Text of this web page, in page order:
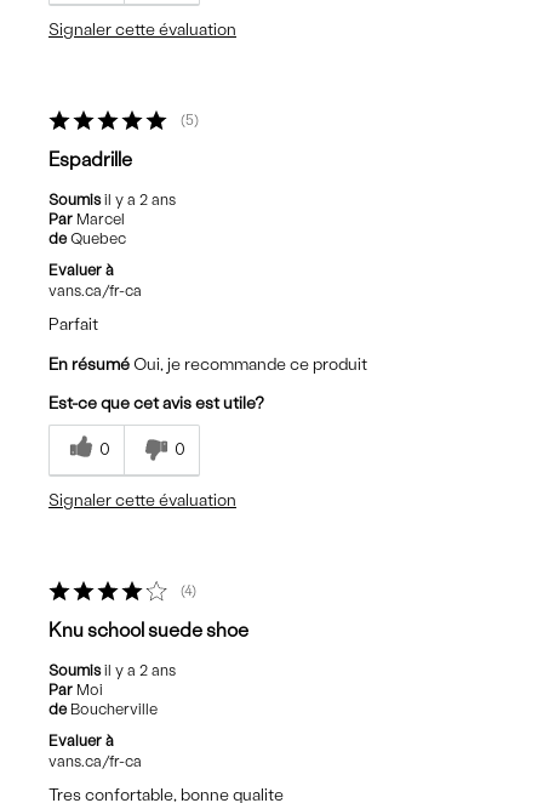
Signaler cette évaluation
5
Espadrille
Soumisil y a 2 ans
Par Marcel
de Quebec
Evaluer à
vans.ca/fr-ca
Parfait
En résumé Oui, je recommande ce produit
Est-ce que cet avis est utile?
0 0
Signaler cette évaluation
4
Knu school suede shoe
Soumisil y a 2 ans
Par Moi
de Boucherville
Evaluer à
vans.ca/fr-ca
Tres confortable, bonne qualite